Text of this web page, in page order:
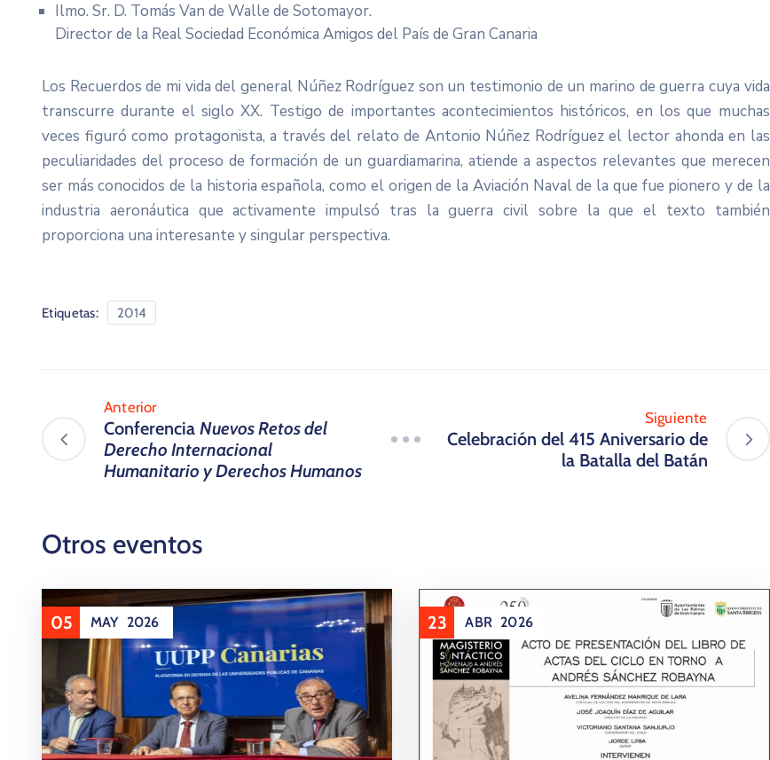
Ilmo. Sr. D. Tomás Van de Walle de Sotomayor.
Director de la Real Sociedad Económica Amigos del País de Gran Canaria
Los Recuerdos de mi vida del general Núñez Rodríguez son un testimonio de un marino de guerra cuya vida
transcurre durante el siglo XX. Testigo de importantes acontecimientos históricos, en los que muchas
veces figuró como protagonista, a través del relato de Antonio Núñez Rodríguez el lector ahonda en las
peculiaridades del proceso de formación de un guardiamarina, atiende a aspectos relevantes que merecen
ser más conocidos de la historia española, como el origen de la Aviación Naval de la que fue pionero y de la
industria aeronáutica que activamente impulsó tras la guerra civil sobre la que el texto también
proporciona una interesante y singular perspectiva.
Etiquetas: 2014
Anterior
Conferencia Nuevos Retos del
Derecho Internacional
Humanitario y Derechos Humanos
Siguiente
Celebración del 415 Aniversario de
la Batalla del Batán
Otros eventos
05 MAY 2026 23 ABR 2026